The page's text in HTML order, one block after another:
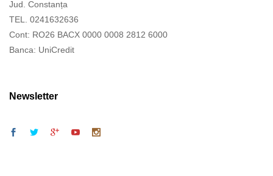
Jud. Constanța
TEL. 0241632636
Cont: RO26 BACX 0000 0008 2812 6000
Banca: UniCredit
Newsletter